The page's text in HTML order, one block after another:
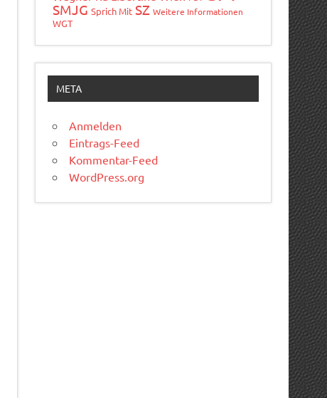
SMJG Sprich Mit SZ Weitere Informationen
WGT
META
Anmelden
Eintrags-Feed
Kommentar-Feed
WordPress.org